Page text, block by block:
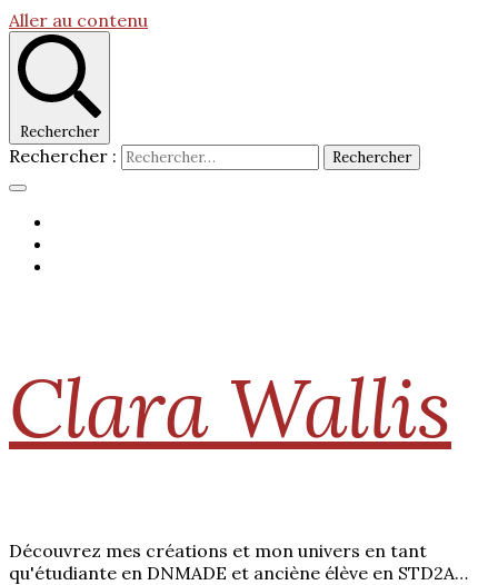
Aller au contenu
Rechercher
Rechercher :
Clara Wallis
Découvrez mes créations et mon univers en tant
qu'étudiante en DNMADE et anciène élève en STD2A…